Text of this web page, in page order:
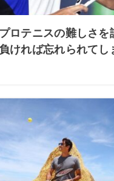
ロテニスの難しさを
ければ忘れられてし